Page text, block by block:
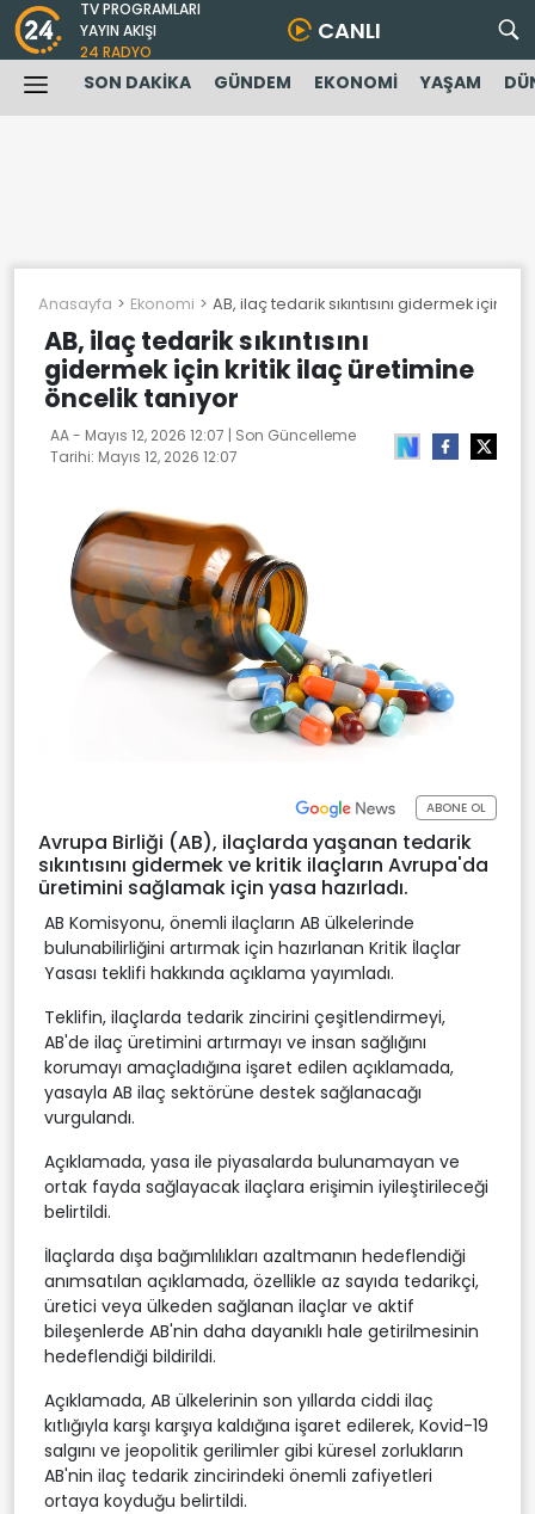
TV PROGRAMLARI
YAYIN AKIŞI
24 RADYO
CANLI
SON DAKİKA GÜNDEM EKONOMİ YAŞAM
Anasayfa Ekonomi AB, ilaç tedarik sıkıntısını gidermek için
AB, ilaç tedarik sıkıntısını
gidermek için kritik ilaç üretimine
öncelik tanıyor
AA - Mayıs 12, 2026 12:07 | Son Güncelleme
Tarihi: Mayıs 12, 2026 12:07
ABONE OL
Avrupa Birliği (AB), ilaçlarda yaşanan tedarik
sıkıntısını gidermek ve kritik ilaçların Avrupa'da
üretimini sağlamak için yasa hazırladı.
AB Komisyonu, önemli ilaçların AB ülkelerinde
bulunabilirliğini artırmak için hazırlanan Kritik İlaçlar
Yasası teklifi hakkında açıklama yayımladı.
Teklifin, ilaçlarda tedarik zincirini çeşitlendirmeyi,
AB'de ilaç üretimini artırmayı ve insan sağlığını
korumayı amaçladığına işaret edilen açıklamada,
yasayla AB ilaç sektörüne destek sağlanacağı
vurgulandı.
Açıklamada, yasa ile piyasalarda bulunamayan ve
ortak fayda sağlayacak ilaçlara erişimin iyileştirileceği
belirtildi.
İlaçlarda dışa bağımlılıkları azaltmanın hedeflendiği
anımsatılan açıklamada, özellikle az sayıda tedarikçi,
üretici veya ülkeden sağlanan ilaçlar ve aktif
bileşenlerde AB'nin daha dayanıklı hale getirilmesinin
hedeflendiği bildirildi.
Açıklamada, AB ülkelerinin son yıllarda ciddi ilaç
kıtlığıyla karşı karşıya kaldığına işaret edilerek, Kovid-19
salgını ve jeopolitik gerilimler gibi küresel zorlukların
AB'nin ilaç tedarik zincirindeki önemli zafiyetleri
ortaya koyduğu belirtildi.